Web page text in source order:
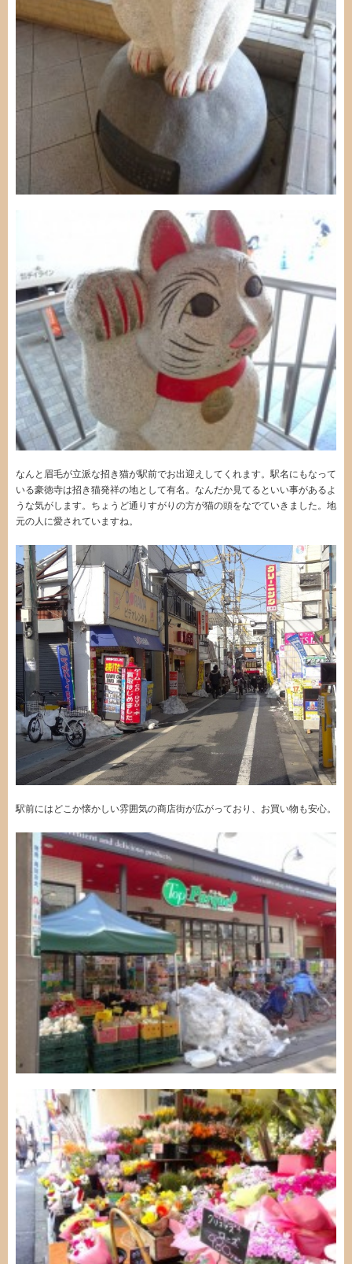
なんと眉毛が立派な招き猫が駅前でお出迎えしてくれます。駅名にもなって
いる豪徳寺は招き猫発祥の地として有名。なんだか見てるといい事があるよ
うな気がします。ちょうど通りすがりの方が猫の頭をなでていきました。地
元の人に愛されていますね。
駅前にはどこか懐かしい雰囲気の商店街が広がっており、お買い物も安心。